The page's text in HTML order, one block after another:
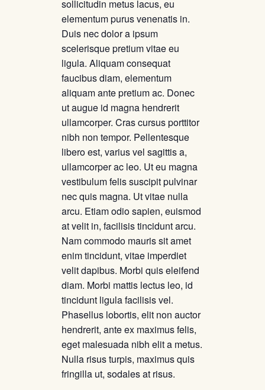
sollicitudin metus lacus, eu
elementum purus venenatis in.
Duis nec dolor a ipsum
scelerisque pretium vitae eu
ligula. Aliquam consequat
faucibus diam, elementum
aliquam ante pretium ac. Donec
ut augue id magna hendrerit
ullamcorper. Cras cursus porttitor
nibh non tempor. Pellentesque
libero est, varius vel sagittis a,
ullamcorper ac leo. Ut eu magna
vestibulum felis suscipit pulvinar
nec quis magna. Ut vitae nulla
arcu. Etiam odio sapien, euismod
at velit in, facilisis tincidunt arcu.
Nam commodo mauris sit amet
enim tincidunt, vitae imperdiet
velit dapibus. Morbi quis eleifend
diam. Morbi mattis lectus leo, id
tincidunt ligula facilisis vel.
Phasellus lobortis, elit non auctor
hendrerit, ante ex maximus felis,
eget malesuada nibh elit a metus.
Nulla risus turpis, maximus quis
fringilla ut, sodales at risus.